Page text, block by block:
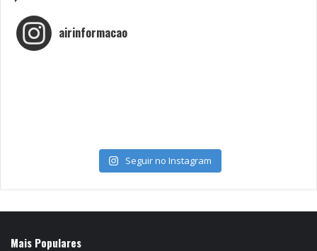
airinformacao
Seguir no Instagram
Mais Populares